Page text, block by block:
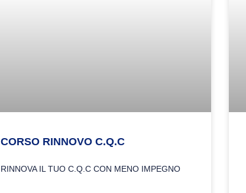
CORSO RINNOVO C.Q.C
RINNOVA IL TUO C.Q.C CON MENO IMPEGNO